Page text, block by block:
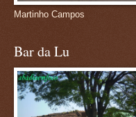
Martinho Campos
Bar da Lu